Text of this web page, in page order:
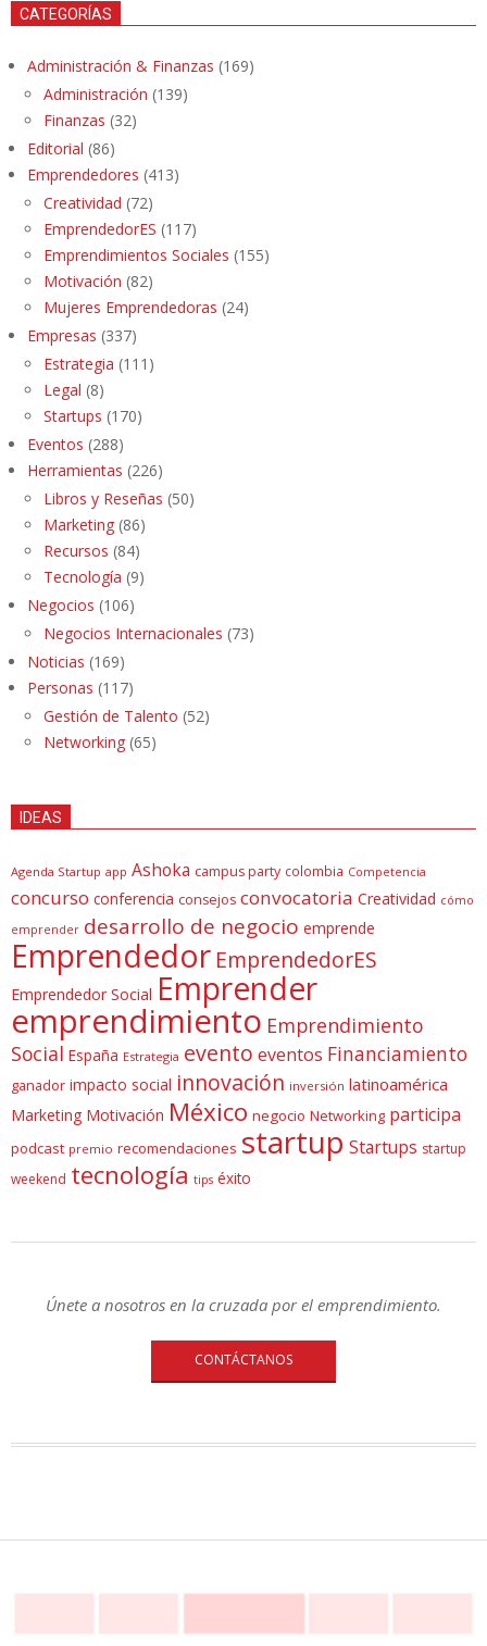
CATEGORÍAS
Administración & Finanzas (169)
Administración (139)
Finanzas (32)
Editorial (86)
Emprendedores (413)
Creatividad (72)
EmprendedorES (117)
Emprendimientos Sociales (155)
Motivación (82)
Mujeres Emprendedoras (24)
Empresas (337)
Estrategia (111)
Legal (8)
Startups (170)
Eventos (288)
Herramientas (226)
Libros y Reseñas (50)
Marketing (86)
Recursos (84)
Tecnología (9)
Negocios (106)
Negocios Internacionales (73)
Noticias (169)
Personas (117)
Gestión de Talento (52)
Networking (65)
IDEAS
Agenda Startup app Ashoka campus party colombia Competencia
concurso conferencia consejos convocatoria Creatividad cómo
emprender desarrollo de negocio emprende
Emprendedor EmprendedorES
Emprendedor Social Emprender
emprendimiento Emprendimiento
Social España Estrategia evento eventos Financiamiento
ganador impacto social innovación inversión latinoamérica
Marketing Motivación México negocio Networking participa
podcast premio recomendaciones startup Startups startup
weekend tecnología tips éxito
Únete a nosotros en la cruzada por el emprendimiento.
CONTÁCTANOS